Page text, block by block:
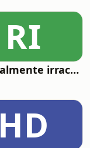
RI
Racionalmente irracional
HD